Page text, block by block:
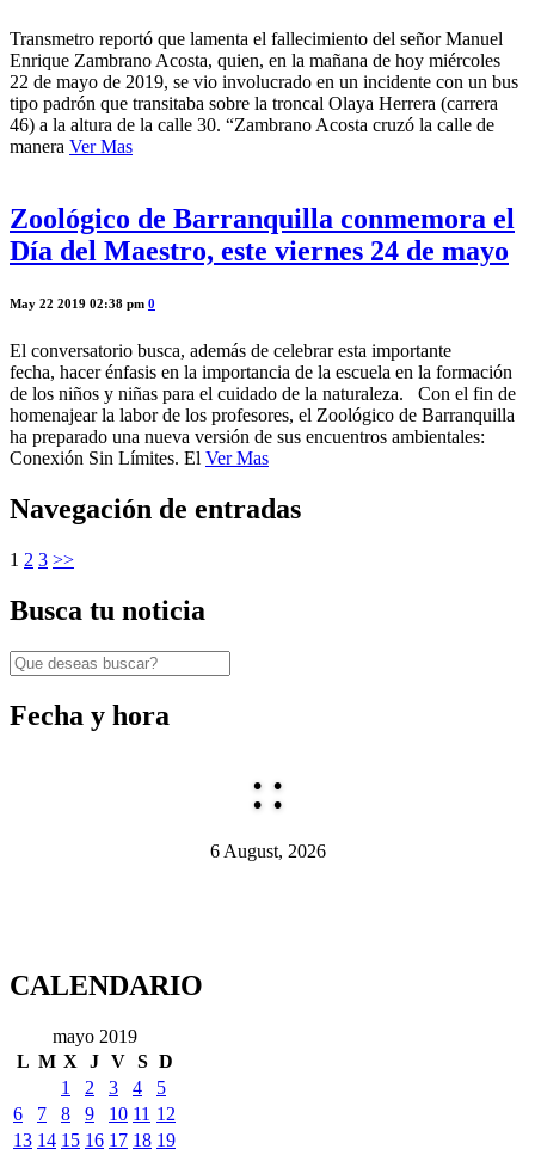
Transmetro reportó que lamenta el fallecimiento del señor Manuel
Enrique Zambrano Acosta, quien, en la mañana de hoy miércoles
22 de mayo de 2019, se vio involucrado en un incidente con un bus
tipo padrón que transitaba sobre la troncal Olaya Herrera (carrera
46) a la altura de la calle 30. “Zambrano Acosta cruzó la calle de
manera Ver Mas
Zoológico de Barranquilla conmemora el
Día del Maestro, este viernes 24 de mayo
May 22 2019 02:38 pm 0
El conversatorio busca, además de celebrar esta importante
fecha, hacer énfasis en la importancia de la escuela en la formación
de los niños y niñas para el cuidado de la naturaleza. Con el fin de
homenajear la labor de los profesores, el Zoológico de Barranquilla
ha preparado una nueva versión de sus encuentros ambientales:
Conexión Sin Límites. El Ver Mas
Navegación de entradas
1 2 3 >>
Busca tu noticia
Fecha y hora
::
6 August, 2026
CALENDARIO
mayo 2019
L M X J V S D
1
2 3 4
5
6
7 8 9 10 11 12
13 14 15 16 17 18 19